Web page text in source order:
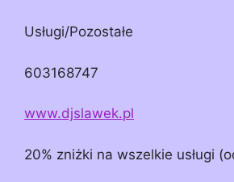
Usługi/Pozostałe
603168747
www.djslawek.pl
20% zniżki na wszelkie usługi